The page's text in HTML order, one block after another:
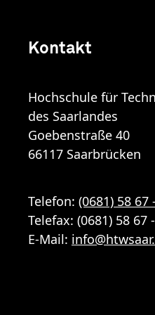
Kontakt
Hochschule für
des Saarlandes
Goebenstraße 40
66117 Saarbrücken
Telefon: (0681) 58 67
Telefax: (0681) 58 67
E-Mail: info@htwsaar